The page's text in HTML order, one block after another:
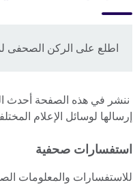
اطلع على الركن الصحفى
ننشر في هذه الصفحة أحدث
إرسالها لوسائل الإعلام
استفسارات صحفية
للاستفسارات والمعلومات